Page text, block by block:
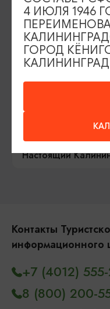
Сувениры
Гиды и
Компас
Настоящий
Контакты
информационного
+7 (4012)
8 (800) 200-
4 ИЮЛЯ 1946
ГОРОД
КАЛИНИНГРАД